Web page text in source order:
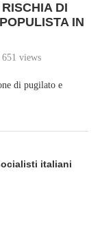
DI
IN
651 views
di pugilato e
italiani